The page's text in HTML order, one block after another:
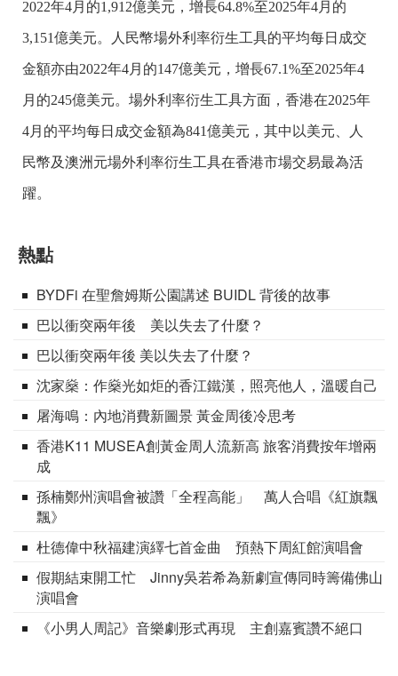
2022年4月的1,912億美元，增長64.8%至2025年4月的
3,151億美元。人民幣場外利率衍生工具的平均每日成交
金額亦由2022年4月的147億美元，增長67.1%至2025年4
月的245億美元。場外利率衍生工具方面，香港在2025年
4月的平均每日成交金額為841億美元，其中以美元、人
民幣及澳洲元場外利率衍生工具在香港市場交易最為活
躍。
熱點
BYDFi 在聖詹姆斯公園講述 BUIDL 背後的故事
巴以衝突兩年後 美以失去了什麼？
巴以衝突兩年後 美以失去了什麼？
沈家燊：作燊光如炬的香江鐵漢，照亮他人，溫暖自己
屠海鳴：內地消費新圖景 黃金周後冷思考
香港K11 MUSEA創黃金周人流新高 旅客消費按年增兩
成
孫楠鄭州演唱會被讚「全程高能」 萬人合唱《紅旗飄
飄》
杜德偉中秋福建演繹七首金曲 預熱下周紅館演唱會
假期結束開工忙 Jinny吳若希為新劇宣傳同時籌備佛山
演唱會
《小男人周記》音樂劇形式再現 主創嘉賓讚不絕口